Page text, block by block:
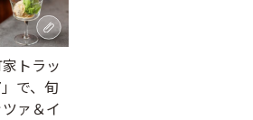
トラッ
で、旬
ァ＆イ